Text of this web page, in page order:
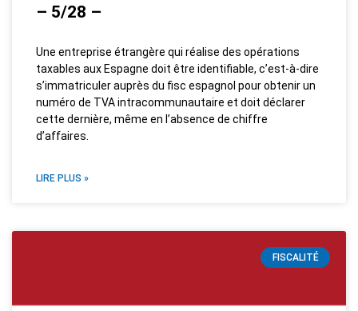
– 5/28 –
Une entreprise étrangère qui réalise des opérations
taxables aux Espagne doit être identifiable, c’est-à-dire
s’immatriculer auprès du fisc espagnol pour obtenir un
numéro de TVA intracommunautaire et doit déclarer
cette dernière, même en l’absence de chiffre
d’affaires.
LIRE PLUS »
FISCALITÉ